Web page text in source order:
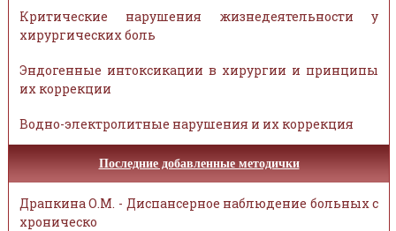
Критические нарушения жизнедеятельности у
хирургических боль
Эндогенные интоксикации в хирургии и принципы
их коррекции
Водно-электролитные нарушения и их коррекция
Последние добавленные методички
Драпкина О.М. - Диспансерное наблюдение больных с
хроническо